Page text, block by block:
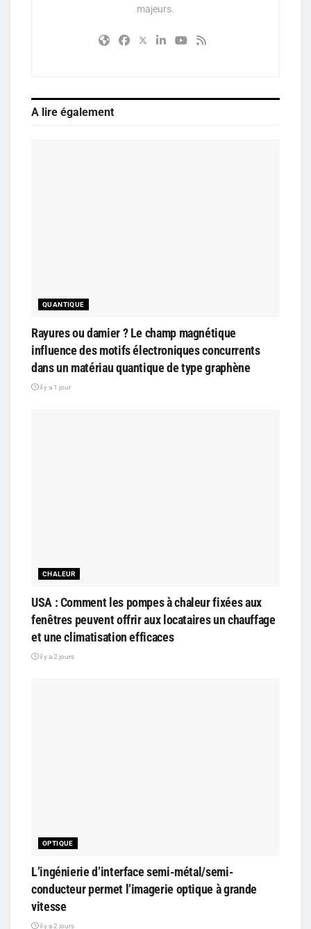
majeurs.
A lire également
QUANTIQUE
Rayures ou damier ? Le champ magnétique
influence des motifs électroniques concurrents
dans un matériau quantique de type graphène
il y a 1 jour
CHALEUR
USA : Comment les pompes à chaleur fixées aux
fenêtres peuvent offrir aux locataires un chauffage
et une climatisation efficaces
il y a 2 jours
OPTIQUE
L’ingénierie d’interface semi-métal/semi-
conducteur permet l’imagerie optique à grande
vitesse
il y a 2 jours